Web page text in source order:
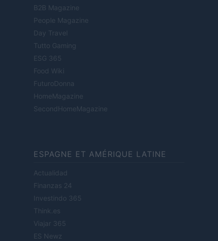
B2B Magazine
People Magazine
Day Travel
Tutto Gaming
ESG 365
Food Wiki
FuturoDonna
HomeMagazine
SecondHomeMagazine
ESPAGNE ET AMÉRIQUE LATINE
Actualidad
Finanzas 24
Investindo 365
Think.es
Viajar 365
ES Newz